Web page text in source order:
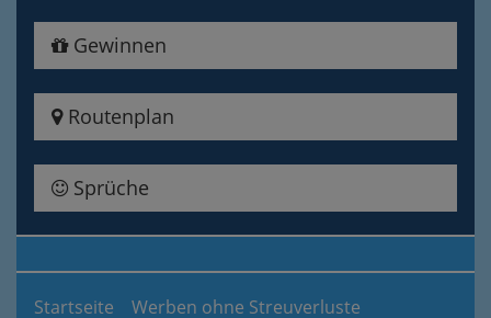
Gewinnen
Routenplan
Sprüche
Startseite Werben ohne Streuverluste